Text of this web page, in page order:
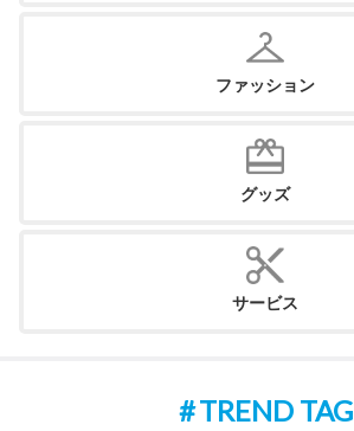
ファッション
グッズ
サービス
TREND TAG